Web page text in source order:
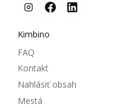
Kimbino
FAQ
Kontakt
Nahlásiť obsah
Mestá